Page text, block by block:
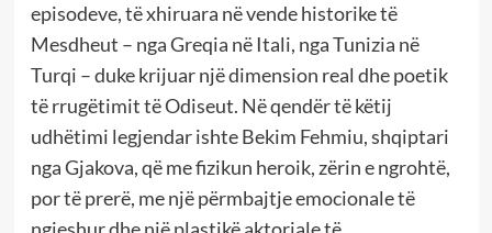
episodeve, të xhiruara në vende historike të
Mesdheut – nga Greqia në Itali, nga Tunizia në
Turqi – duke krijuar një dimension real dhe poetik
të rrugëtimit të Odiseut. Në qendër të këtij
udhëtimi legjendar ishte Bekim Fehmiu, shqiptari
nga Gjakova, që me fizikun heroik, zërin e ngrohtë,
por të prerë, me një përmbajtje emocionale të